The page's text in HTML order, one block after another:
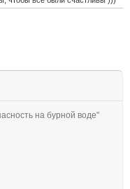
на бурной воде"